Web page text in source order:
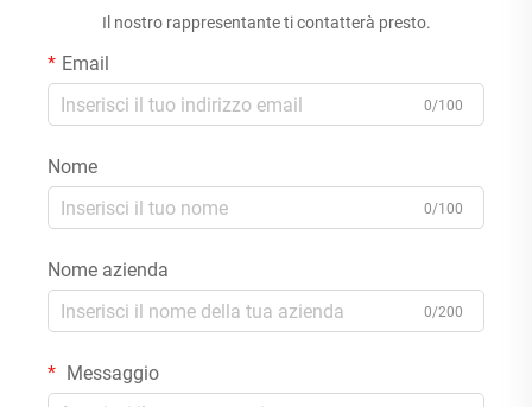
Il nostro rappresentante ti contatterà presto.
Email
0/100
Nome
0/100
Nome azienda
0/200
Messaggio